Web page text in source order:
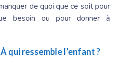
de quoi que ce soit pour
besoin ou pour donner à
qui ressemble l’enfant ?